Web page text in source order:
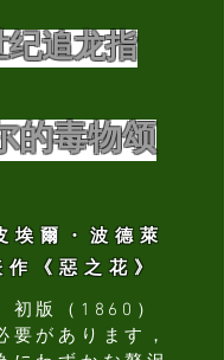
纪追龙指
的毒物颂
埃爾・波德萊
《惡之花》
初版（1860）
要があります，